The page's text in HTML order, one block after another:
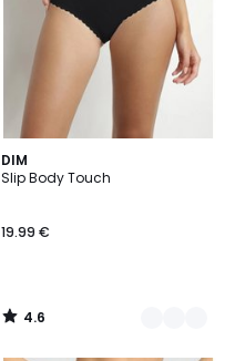
DIM
Slip Body Touch
19.99 €
4.6
/ 5
3
Kleuren
4.6
/